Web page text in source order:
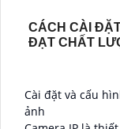
CÁCH CÀI
ĐẠT CHẤT
Cài đặt và cấu
ảnh